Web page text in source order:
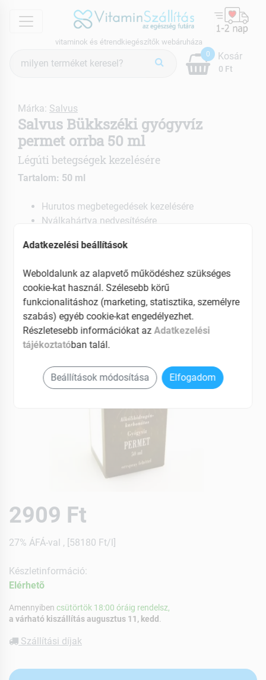
menu
vitaminok és étrendkiegészítők webáruháza
keresés
0
0 Ft
Kosár
Márka: Salvus
Salvus Bükkszéki gyógyvíz
permet orrba 50 ml
Légúti betegségek kezelésére
Tartalom: 50 ml
Hurutos megbetegedések kezelésére
Nyálkahártya nedvesítésére
2909 Ft
27% ÁFÁ-val , [58180 Ft/l]
Készletinformáció:
Elérhetõ
Amennyiben csütörtök 18:00 óráig rendelsz,
a várható kiszállítás augusztus 11, kedd
Szállítási díjak
Adatkezelési beállítások
Weboldalunk az alapvető működéshez szükséges
cookie-kat használ. Szélesebb körű
funkcionalitáshoz (marketing, statisztika, személyre
szabás) egyéb cookie-kat engedélyezhet.
Részletesebb információkat azAdatkezelési
tájékoztatóban talál.
Beállítások módosítása Elfogadom